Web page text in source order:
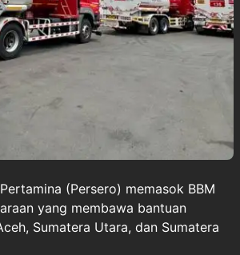
(Persero) memasok BBM
yang membawa bantuan
Sumatera Utara, dan Sumatera